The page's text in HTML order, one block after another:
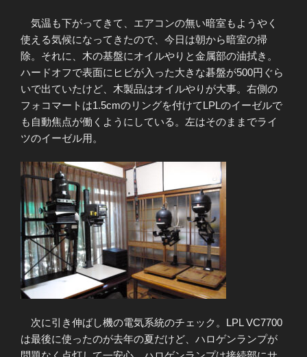
気温も下がってきて、エアコンの無い暗室もようやく
使える気候になってきたので、今日は朝から暗室の掃
除。それに、木の基盤にオイルやりと金属部の油拭き。
ハードオフで表面にヒビが入った大きな碁盤が500円ぐら
いで出ていたけど、木製品はオイルやりが大事。右側の
フォコマートは1.5cmのリングを付けてLPLのイーゼルで
も自動焦点が働くようにしている。左はそのままでライ
ツのイーゼル用。
次に引き伸ばし機の電気系統のチェック。LPL VC7700
は最後に使ったのが去年の夏だけど、ハロゲンランプが